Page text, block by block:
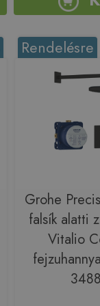
Rendelésre
Grohe
falsík alatti
Vitalio